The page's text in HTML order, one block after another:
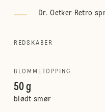
Dr. Oetker Retro
REDSKABER
BLOMMETOPPING
50 g
blødt smør